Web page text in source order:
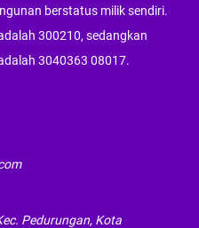
berstatus milik sendiri.
300210, sedangkan
3040363 08017.
Pedurungan, Kota